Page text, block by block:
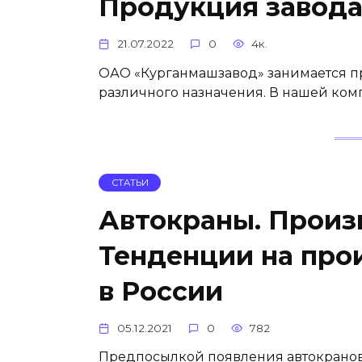
Продукция
21.07.2022 0 4к.
ОАО «Курганмашзавод» занимается
различного назначения. В нашей
СТАТЬИ
Автокраны.
Тенденции на
в России
05.12.2021 0 782
Предпосылкой появления